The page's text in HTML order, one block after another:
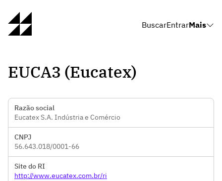
BuscarEntrarMais
EUCA3 (Eucatex)
Razão social
Eucatex S.A. Indústria e Comércio
CNPJ
56.643.018/0001-66
Site do RI
http://www.eucatex.com.br/ri